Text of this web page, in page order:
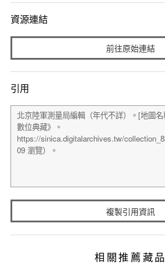
資源連結
前往原始連結
引用
複製引用資訊
相關推薦藏品